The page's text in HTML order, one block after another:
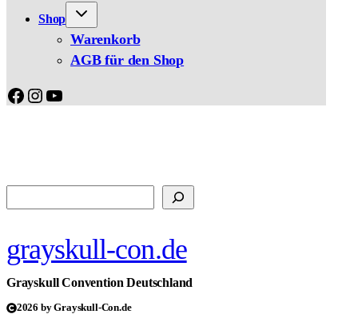
Shop
Warenkorb
AGB für den Shop
Facebook
Instagram
YouTube
grayskull-con.de
Grayskull Convention Deutschland
2026 by Grayskull-Con.de